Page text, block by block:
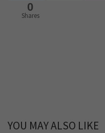
0
Shares
YOU MAY ALSO LIKE